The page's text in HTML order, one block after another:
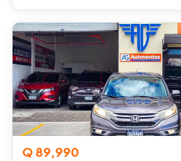
VEHÍCULOS
Q 89,990